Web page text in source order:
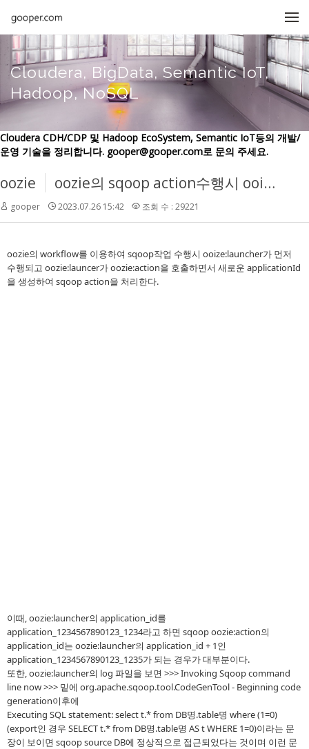
Cloudera, BigData, Semantic IoT,
Hadoop, NoSQL
Cloudera CDH/CDP 및 Hadoop EcoSystem, Semantic IoT등의 개발/
운영 기술을 정리합니다. gooper@gooper.com로 문의 주세요.
oozie oozie의 sqoop action수행시 ooize:launcher의 applicationId를 이용하여 oozie:action의 applicationId및 관련 로그를 찾는 방법
gooper 2023.07.26 15:42 조회 수 : 29221
oozie의 workflow를 이용하여 sqoop작업 수행시 ooize:launcher가 먼저
수행되고 oozie:launcer가 oozie:action을 호출하면서 새로운 applicationId
을 생성하여 sqoop action을 처리한다.
이때, oozie:launcher의 application_id를
application_1234567890123_1234라고 하면 sqoop oozie:action의
application_id는 oozie:launcher의 application_id + 1인
application_1234567890123_1235가 되는 경우가 대부분이다.
또한, oozie:launcher의 log 파일을 보면 >>> Invoking Sqoop command
line now >>> 밑에 org.apache.sqoop.tool.CodeGenTool - Beginning code
generation이후에
Executing SQL statement: select t.* from DB명.table명 where (1=0)
(export인 경우 SELECT t.* from DB명.table명 AS t WHERE 1=0)이라는 문
장이 보이면 sqoop source DB에 정상적으로 접근되었다는 것이며 이런 문